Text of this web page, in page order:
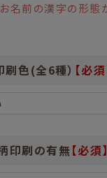
名前の漢字の形態
刷色(全6種） 【必須
印刷の有無 【必須】